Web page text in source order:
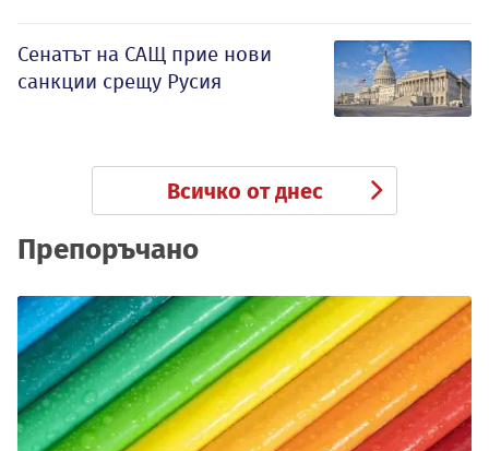
Сенатът на САЩ прие нови
санкции срещу Русия
Всичко от днес
Препоръчано